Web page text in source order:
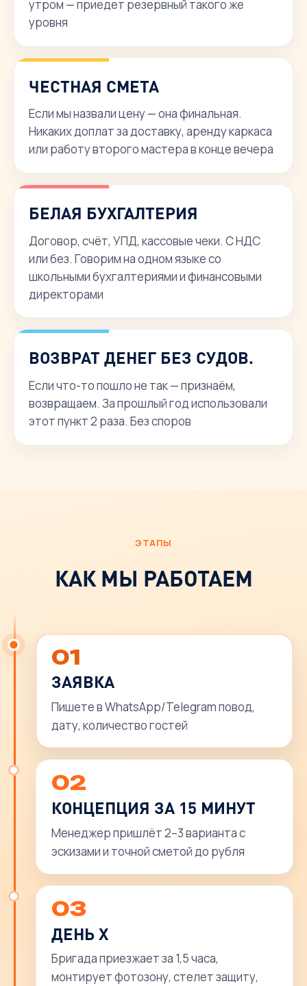
утром — приедет резервный такого же
уровня
ЧЕСТНАЯ СМЕТА
Если мы назвали цену — она финальная.
Никаких доплат за доставку, аренду каркаса
или работу второго мастера в конце вечера
БЕЛАЯ БУХГАЛТЕРИЯ
Договор, счёт, УПД, кассовые чеки. С НДС
или без. Говорим на одном языке со
школьными бухгалтериями и финансовыми
директорами
ВОЗВРАТ ДЕНЕГ БЕЗ СУДОВ.
Если что-то пошло не так — признаём,
возвращаем. За прошлый год использовали
этот пункт 2 раза. Без споров
ЭТАПЫ
КАК МЫ РАБОТАЕМ
01
ЗАЯВКА
Пишете в WhatsApp/Telegram повод,
дату, количество гостей
02
КОНЦЕПЦИЯ ЗА 15 МИНУТ
Менеджер пришлёт 2–3 варианта с
эскизами и точной сметой до рубля
03
ДЕНЬ Х
Бригада приезжает за 1,5 часа,
монтирует фотозону, стелет защиту,